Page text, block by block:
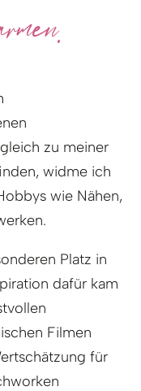
zu meiner
widme ich
wie Nähen,
Platz in
dafür kam
Filmen
für